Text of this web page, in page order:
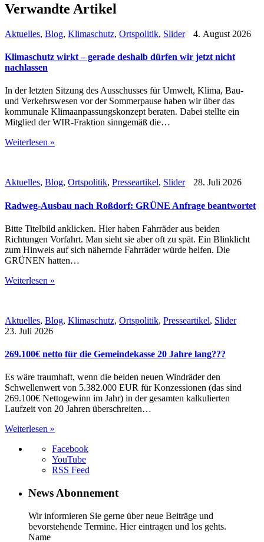
Verwandte Artikel
Aktuelles, Blog, Klimaschutz, Ortspolitik, Slider 4. August 2026
Klimaschutz wirkt – gerade deshalb dürfen wir jetzt nicht
nachlassen
In der letzten Sitzung des Ausschusses für Umwelt, Klima, Bau-
und Verkehrswesen vor der Sommerpause haben wir über das
kommunale Klimaanpassungskonzept beraten. Dabei stellte ein
Mitglied der WIR-Fraktion sinngemäß die…
Weiterlesen »
Aktuelles, Blog, Ortspolitik, Presseartikel, Slider 28. Juli 2026
Radweg-Ausbau nach Roßdorf: GRÜNE Anfrage beantwortet
Bitte Titelbild anklicken. Hier haben Fahrräder aus beiden
Richtungen Vorfahrt. Man sieht sie aber oft zu spät. Ein Blinklicht
zum Hinweis auf sich nähernde Fahrräder würde helfen. Die
GRÜNEN hatten…
Weiterlesen »
Aktuelles, Blog, Klimaschutz, Ortspolitik, Presseartikel, Slider
23. Juli 2026
269.100€ netto für die Gemeindekasse 20 Jahre lang???
Es wäre traumhaft, wenn die beiden neuen Windräder den
Schwellenwert von 5.382.000 EUR für Konzessionen (das sind
269.100€ Nettogewinn im Jahr) in der gesamten kalkulierten
Laufzeit von 20 Jahren überschreiten…
Weiterlesen »
Facebook
YouTube
RSS Feed
News Abonnement
Wir informieren Sie gerne über neue Beiträge und
bevorstehende Termine. Hier eintragen und los gehts.
Name